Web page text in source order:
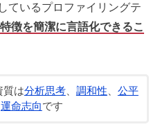
ているプロファイリングテ
徴を簡潔に言語化できるこ
質は分析思考、 調和性
公平
運命志向です